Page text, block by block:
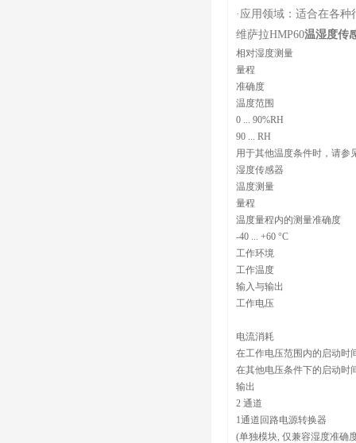
· 应用领域：适合在各
维萨拉HMP60温湿度传
相对湿度测量
量程
准确度
温度范围
0 ... 90%RH
90 ... RH
用于其他温度条件时，请参
湿度传感器
温度测量
量程
温度量程内的测量准确度
-40 ... +60 °C
工作环境
工作温度
输入与输出
工作电压
电流消耗
在工作电压范围内的启动时
在其他电压条件下的启动时
输出
2 通道
1通道回路电源转换器
(单独模块, 仅兼容湿度准确